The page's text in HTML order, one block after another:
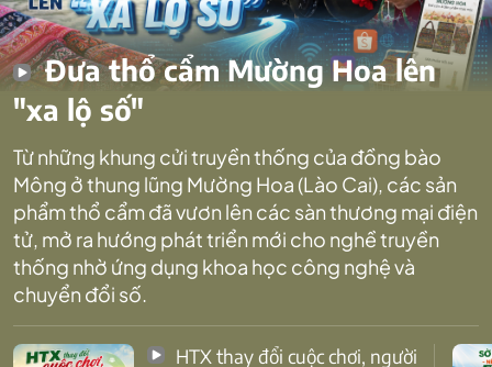
Đưa thổ cẩm Mường Hoa lên
"xa lộ số"
Từ những khung cửi truyền thống của đồng bào
Mông ở thung lũng Mường Hoa (Lào Cai), các sản
phẩm thổ cẩm đã vươn lên các sàn thương mại điện
tử, mở ra hướng phát triển mới cho nghề truyền
thống nhờ ứng dụng khoa học công nghệ và
chuyển đổi số.